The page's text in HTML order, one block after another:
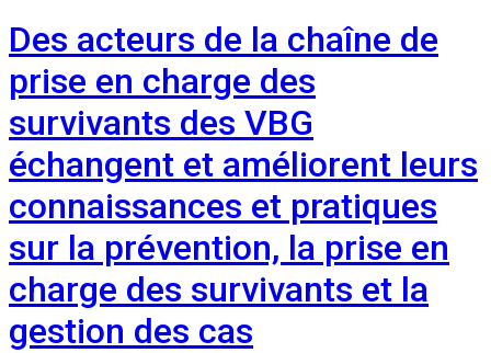
Des acteurs de la chaîne de
prise en charge des
survivants des VBG
échangent et améliorent leurs
connaissances et pratiques
sur la prévention, la prise en
charge des survivants et la
gestion des cas